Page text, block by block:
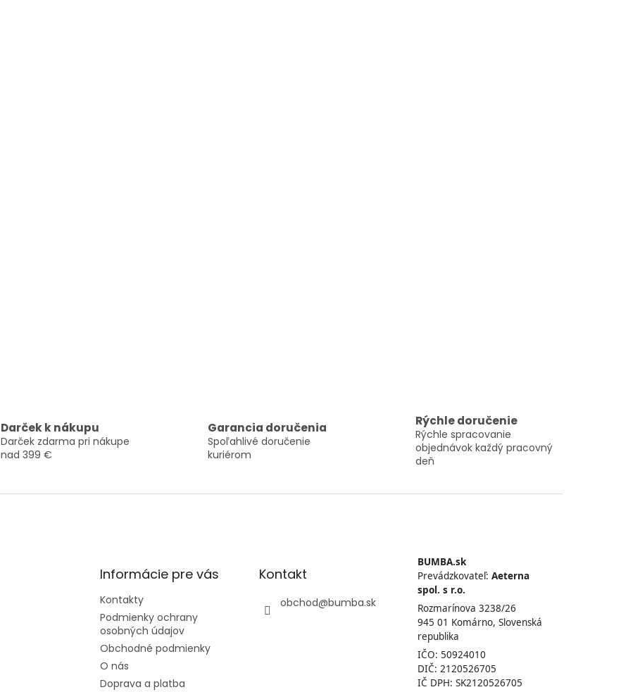
Darček k nákupu
Darček zdarma pri nákupe
nad 399 €
Garancia doručenia
Spoľahlivé doručenie
kuriérom
Rýchle doručenie
Rýchle spracovanie
objednávok každý pracovný
deň
Informácie pre vás
Kontakty
Podmienky ochrany
osobných údajov
Obchodné podmienky
O nás
Doprava a platba
Kontakt
obchod@bumba.sk
BUMBA.sk
Prevádzkovateľ:Aeterna
spol. s r.o.
Rozmarínova 3238/26
945 01 Komárno, Slovenská
republika
IČO: 50924010
DIČ: 2120526705
IČ DPH: SK2120526705